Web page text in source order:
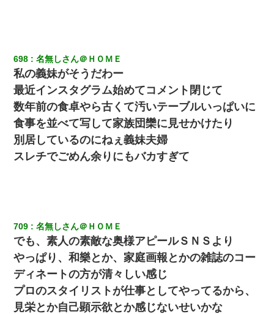
ワイアラサー主婦、昨晩久しぶりに夫と致した結果ｗｗｗｗｗ
婚活パーティーでよく会う美女がいた。こんな完璧な容姿を持っ
てしても結婚て難しいんだなぁ…と思ってた
日曜日、会社の窓を見ると同僚の姿。俺（あれ？ディズニーシー
じゃ？）→俺電話「今何してんの？」同僚「シーで並んでるこ
と！」俺「会社にいない？」→次の瞬間、すごい鳥肌が立った
隣室のお婆ちゃん「下階からの異臭に困ってる、今もすっごく臭
い」私「変だなあ～なにも臭わないよ」→ その後。警察『絶対に
窓とドアを開けないで』
嘘をついてフリン旅行へ出かけた嫁→翌日、嫁「ただいま～」旦
那「娘がシんだよ。何度も連絡したのに…」嫁「えっ」→なん
と・・・
698 名無しさん＠ＨＯＭＥ
私の義妹がそうだわー
最近インスタグラム始めてコメント閉じて
数年前の食卓やら古くて汚いテーブルいっぱいに
食事を並べて写して家族団欒に見せかけたり
別居しているのにねぇ義妹夫婦
スレチでごめん余りにもバカすぎて
709 名無しさん＠ＨＯＭＥ
でも、素人の素敵な奥様アピールＳＮＳより
やっぱり、和樂とか、家庭画報とかの雑誌のコー
ディネートの方が清々しい感じ
プロのスタイリストが仕事としてやってるから、
見栄とか自己顕示欲とか感じないせいかな